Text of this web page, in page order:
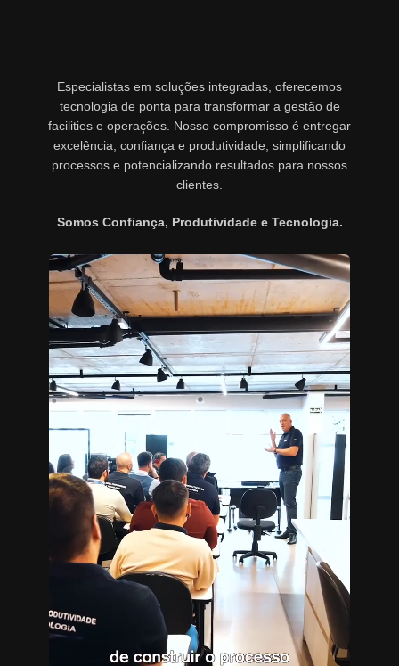
Especialistas em soluções integradas, oferecemos
tecnologia de ponta para transformar a gestão de
facilities e operações. Nosso compromisso é entregar
excelência, confiança e produtividade, simplificando
processos e potencializando resultados para nossos
clientes.
Somos Confiança, Produtividade e Tecnologia.